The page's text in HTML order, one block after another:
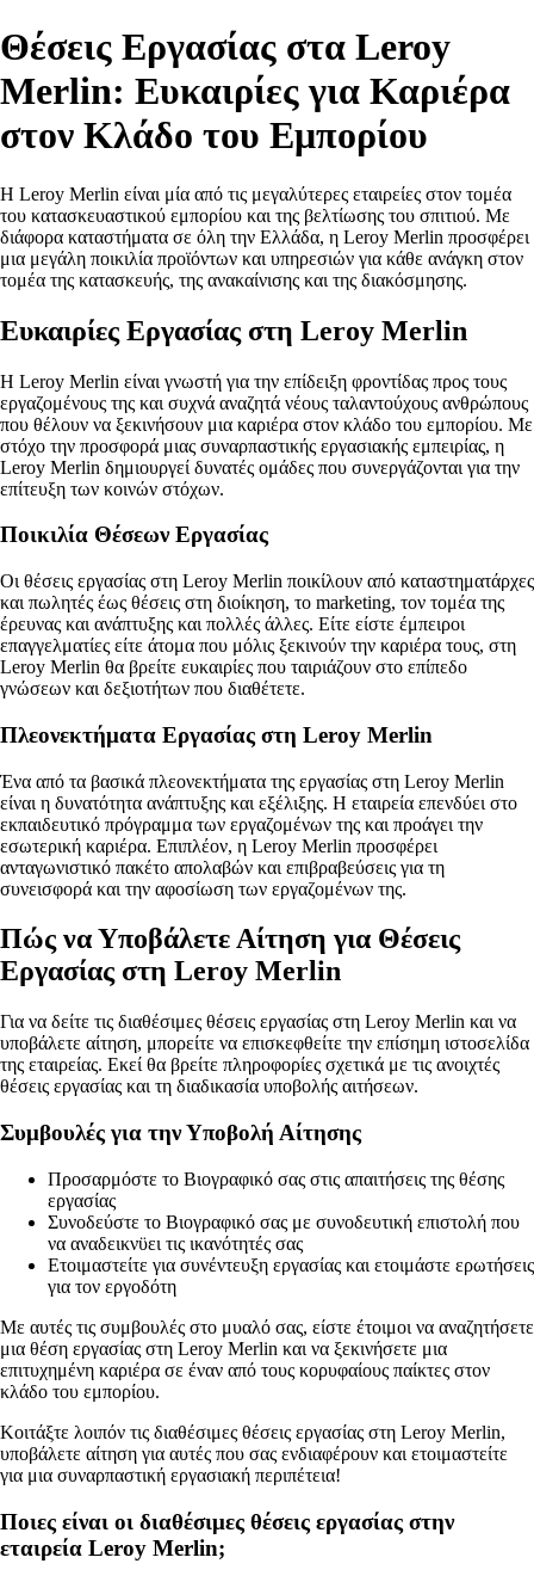
Θέσεις Εργασίας στα Leroy
Merlin: Ευκαιρίες για Καριέρα
στον Κλάδο του Εμπορίου
Η Leroy Merlin είναι μία από τις μεγαλύτερες εταιρείες στον τομέα
του κατασκευαστικού εμπορίου και της βελτίωσης του σπιτιού. Με
διάφορα καταστήματα σε όλη την Ελλάδα, η Leroy Merlin προσφέρει
μια μεγάλη ποικιλία προϊόντων και υπηρεσιών για κάθε ανάγκη στον
τομέα της κατασκευής, της ανακαίνισης και της διακόσμησης.
Ευκαιρίες Εργασίας στη Leroy Merlin
Η Leroy Merlin είναι γνωστή για την επίδειξη φροντίδας προς τους
εργαζομένους της και συχνά αναζητά νέους ταλαντούχους ανθρώπους
που θέλουν να ξεκινήσουν μια καριέρα στον κλάδο του εμπορίου. Με
στόχο την προσφορά μιας συναρπαστικής εργασιακής εμπειρίας, η
Leroy Merlin δημιουργεί δυνατές ομάδες που συνεργάζονται για την
επίτευξη των κοινών στόχων.
Ποικιλία Θέσεων Εργασίας
Οι θέσεις εργασίας στη Leroy Merlin ποικίλουν από καταστηματάρχες
και πωλητές έως θέσεις στη διοίκηση, το marketing, τον τομέα της
έρευνας και ανάπτυξης και πολλές άλλες. Είτε είστε έμπειροι
επαγγελματίες είτε άτομα που μόλις ξεκινούν την καριέρα τους, στη
Leroy Merlin θα βρείτε ευκαιρίες που ταιριάζουν στο επίπεδο
γνώσεων και δεξιοτήτων που διαθέτετε.
Πλεονεκτήματα Εργασίας στη Leroy Merlin
Ένα από τα βασικά πλεονεκτήματα της εργασίας στη Leroy Merlin
είναι η δυνατότητα ανάπτυξης και εξέλιξης. Η εταιρεία επενδύει στο
εκπαιδευτικό πρόγραμμα των εργαζομένων της και προάγει την
εσωτερική καριέρα. Επιπλέον, η Leroy Merlin προσφέρει
ανταγωνιστικό πακέτο απολαβών και επιβραβεύσεις για τη
συνεισφορά και την αφοσίωση των εργαζομένων της.
Πώς να Υποβάλετε Αίτηση για Θέσεις
Εργασίας στη Leroy Merlin
Για να δείτε τις διαθέσιμες θέσεις εργασίας στη Leroy Merlin και να
υποβάλετε αίτηση, μπορείτε να επισκεφθείτε την επίσημη ιστοσελίδα
της εταιρείας. Εκεί θα βρείτε πληροφορίες σχετικά με τις ανοιχτές
θέσεις εργασίας και τη διαδικασία υποβολής αιτήσεων.
Συμβουλές για την Υποβολή Αίτησης
Προσαρμόστε το Βιογραφικό σας στις απαιτήσεις της θέσης
εργασίας
Συνοδεύστε το Βιογραφικό σας με συνοδευτική επιστολή που
να αναδεικνϋει τις ικανότητές σας
Ετοιμαστείτε για συνέντευξη εργασίας και ετοιμάστε ερωτήσεις
για τον εργοδότη
Με αυτές τις συμβουλές στο μυαλό σας, είστε έτοιμοι να αναζητήσετε
μια θέση εργασίας στη Leroy Merlin και να ξεκινήσετε μια
επιτυχημένη καριέρα σε έναν από τους κορυφαίους παίκτες στον
κλάδο του εμπορίου.
Κοιτάξτε λοιπόν τις διαθέσιμες θέσεις εργασίας στη Leroy Merlin,
υποβάλετε αίτηση για αυτές που σας ενδιαφέρουν και ετοιμαστείτε
για μια συναρπαστική εργασιακή περιπέτεια!
Ποιες είναι οι διαθέσιμες θέσεις εργασίας στην
εταιρεία Leroy Merlin;